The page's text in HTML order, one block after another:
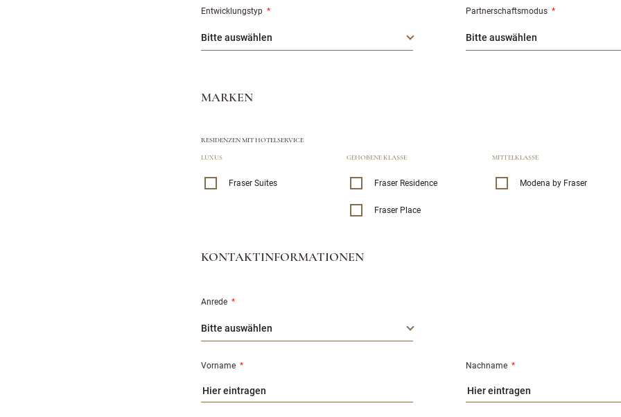
Entwicklungstyp * Partnerschaftsmodus *
MARKEN
RESIDENZEN MIT HOTELSERVICE
LUXUS
Fraser Suites
GEHOBENE KLASSE
Fraser Residence
Fraser Place
MITTELKLASSE
Modena by Fraser
KONTAKTINFORMATIONEN
Anrede *
Vorname * Nachname *